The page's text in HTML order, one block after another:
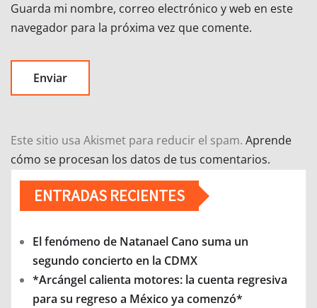
Guarda mi nombre, correo electrónico y web en este
navegador para la próxima vez que comente.
Este sitio usa Akismet para reducir el spam. Aprende
cómo se procesan los datos de tus comentarios.
ENTRADAS RECIENTES
El fenómeno de Natanael Cano suma un
segundo concierto en la CDMX
*Arcángel calienta motores: la cuenta regresiva
para su regreso a México ya comenzó*